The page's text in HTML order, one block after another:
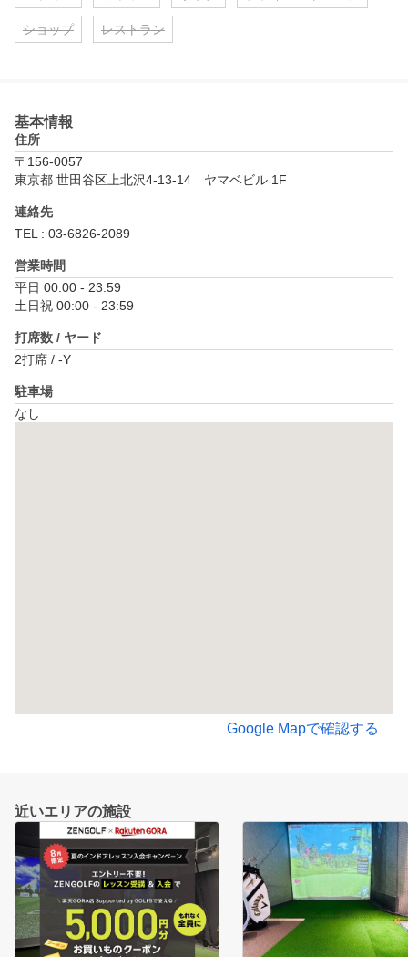
ショップ レストラン
基本情報
住所
〒156-0057
東京都 世田谷区上北沢4-13-14　ヤマベビル 1F
連絡先
TEL : 03-6826-2089
営業時間
平日 00:00 - 23:59
土日祝 00:00 - 23:59
打席数 / ヤード
2打席 / -Y
駐車場
なし
Google Mapで確認する
近いエリアの施設